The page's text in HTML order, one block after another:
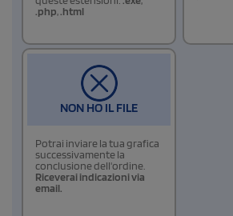
.php,.html
NON HO IL FILE
Potrai inviare la tua grafica
successivamente la
conclusione dell'ordine.
Riceverai indicazioni via
email.